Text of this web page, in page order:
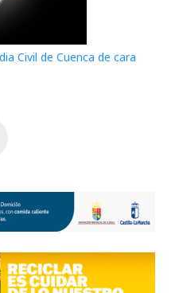
Civil de Cuenca de cara